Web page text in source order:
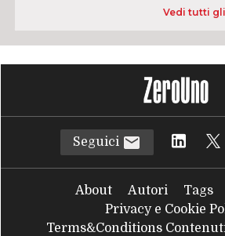
Vedi tutti
Seguici
About Autori Tags
Privacy e Cookie
Terms&Conditions